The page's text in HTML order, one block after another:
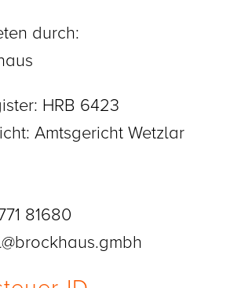
durch:
HRB 6423
Amtsgericht Wetzlar
81680